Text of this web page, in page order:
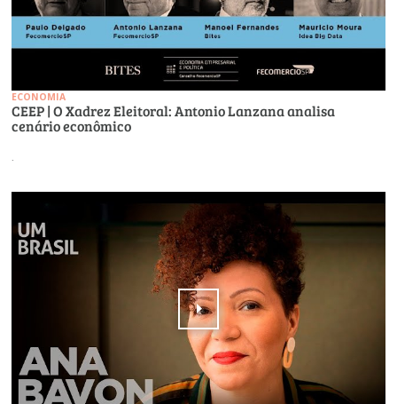
ECONOMIA
CEEP | O Xadrez Eleitoral: Antonio Lanzana analisa
cenário econômico
.